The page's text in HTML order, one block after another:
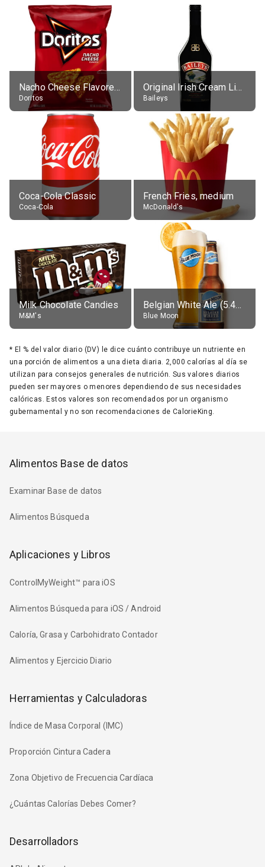
Nacho Cheese Flavored Tortilla Chips
Doritos
Original Irish Cream Liqueur (17% alc.)
Baileys
Coca-Cola Classic
Coca-Cola
French Fries, medium
McDonald's
Milk Chocolate Candies
M&M's
Belgian White Ale (5.4% alc.)
Blue Moon
* El % del valor diario (DV) le dice cuánto contribuye un nutriente en
una porción de alimentos a una dieta diaria. 2,000 calorías al día se
utilizan para consejos generales de nutrición. Sus valores diarios
pueden ser mayores o menores dependiendo de sus necesidades
calóricas. Estos valores son recomendados por un organismo
gubernamental y no son recomendaciones de CalorieKing.
Alimentos Base de datos
Examinar Base de datos
Alimentos Búsqueda
Aplicaciones y Libros
ControlMyWeight™ para iOS
Alimentos Búsqueda para iOS / Android
Caloría, Grasa y Carbohidrato Contador
Alimentos y Ejercicio Diario
Herramientas y Calculadoras
Índice de Masa Corporal (IMC)
Proporción Cintura Cadera
Zona Objetivo de Frecuencia Cardíaca
¿Cuántas Calorías Debes Comer?
Desarrolladors